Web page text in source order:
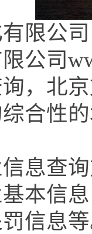
限公司
公司
，北
合性
息查
本信
信息